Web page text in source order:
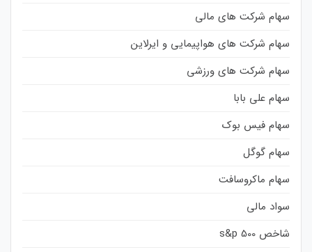
سهام شرکت های مالی
سهام شرکت های هواپیمایی و ایرلاین
سهام شرکت های ورزشی
سهام علی بابا
سهام فیس بوک
سهام گوگل
سهام ماکروسافت
سواد مالی
شاخص s&p 500